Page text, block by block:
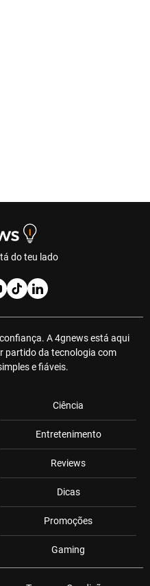
do teu lado
A 4gnews está aqui
partido da tecnologia com
e fiáveis.
Ciência
Entretenimento
Reviews
Dicas
Promoções
Gaming